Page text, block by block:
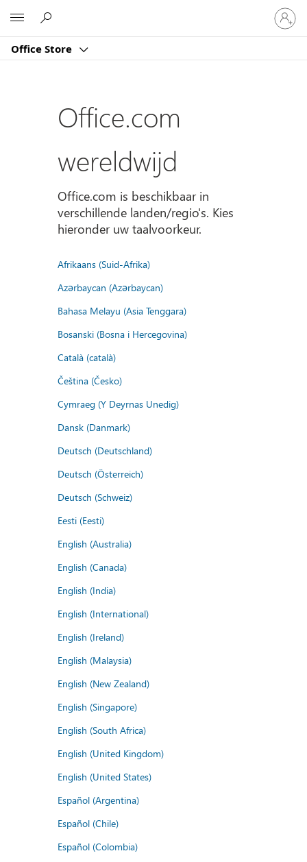
Office Store
Meld
je
aan
je
Office.com
wereldwijd
Office.com is beschikbaar in
verschillende landen/regio's. Kies
hieronder uw taalvoorkeur.
Afrikaans (Suid-Afrika)
Azərbaycan (Azərbaycan)
Bahasa Melayu (Asia Tenggara)
Bosanski (Bosna i Hercegovina)
Català (català)
Čeština (Česko)
Cymraeg (Y Deyrnas Unedig)
Dansk (Danmark)
Deutsch (Deutschland)
Deutsch (Österreich)
Deutsch (Schweiz)
Eesti (Eesti)
English (Australia)
English (Canada)
English (India)
English (International)
English (Ireland)
English (Malaysia)
English (New Zealand)
English (Singapore)
English (South Africa)
English (United Kingdom)
English (United States)
Español (Argentina)
Español (Chile)
Español (Colombia)